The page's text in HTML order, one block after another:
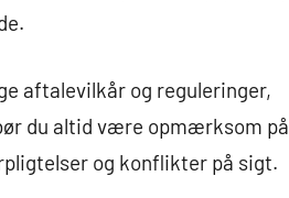
aftalevilkår og reguleringer,
du altid være opmærksom på
og konflikter på sigt.